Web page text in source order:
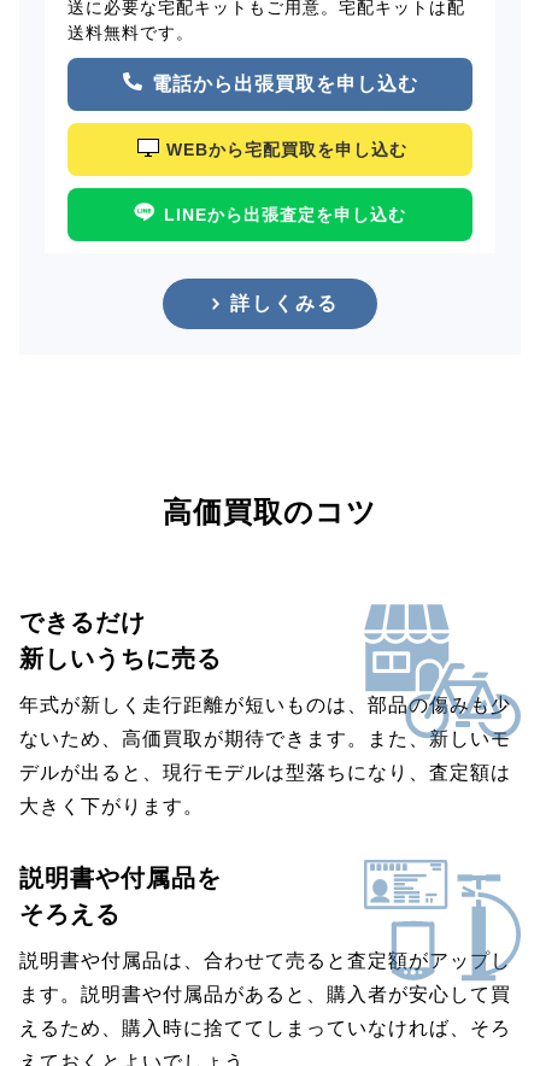
送に必要な宅配キットもご用意。宅配キットは配
送料無料です。
電話から出張買取を申し込む
WEBから宅配買取を申し込む
LINEから出張査定を申し込む
詳しくみる
高価買取のコツ
できるだけ
新しいうちに売る
年式が新しく走行距離が短いものは、部品の傷みも少
ないため、高価買取が期待できます。また、新しいモ
デルが出ると、現行モデルは型落ちになり、査定額は
大きく下がります。
説明書や付属品を
そろえる
説明書や付属品は、合わせて売ると査定額がアップし
ます。説明書や付属品があると、購入者が安心して買
えるため、購入時に捨ててしまっていなければ、そろ